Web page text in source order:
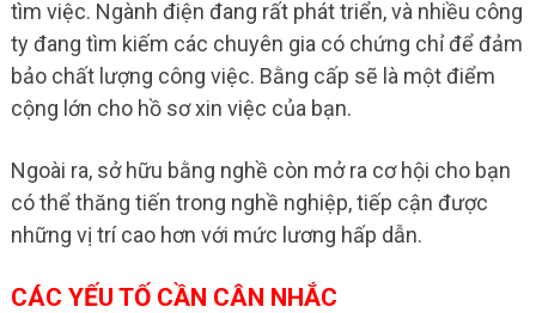
tìm việc. Ngành điện đang rất phát triển, và nhiều công
ty đang tìm kiếm các chuyên gia có chứng chỉ để đảm
bảo chất lượng công việc. Bằng cấp sẽ là một điểm
cộng lớn cho hồ sơ xin việc của bạn.
Ngoài ra, sở hữu bằng nghề còn mở ra cơ hội cho bạn
có thể thăng tiến trong nghề nghiệp, tiếp cận được
những vị trí cao hơn với mức lương hấp dẫn.
CÁC YẾU TỐ CẦN CÂN NHẮC